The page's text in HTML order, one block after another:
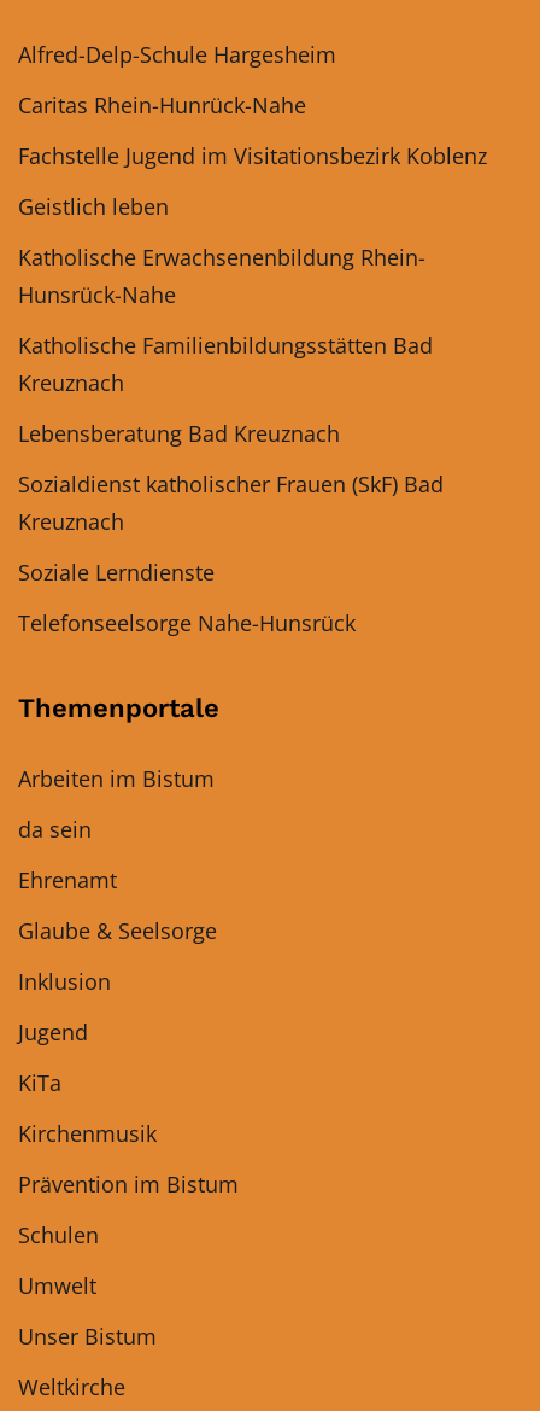
Alfred-Delp-Schule Hargesheim
Caritas Rhein-Hunrück-Nahe
Fachstelle Jugend im Visitationsbezirk Koblenz
Geistlich leben
Katholische Erwachsenenbildung Rhein-
Hunsrück-Nahe
Katholische Familienbildungsstätten Bad
Kreuznach
Lebensberatung Bad Kreuznach
Sozialdienst katholischer Frauen (SkF) Bad
Kreuznach
Soziale Lerndienste
Telefonseelsorge Nahe-Hunsrück
Themenportale
Arbeiten im Bistum
da sein
Ehrenamt
Glaube & Seelsorge
Inklusion
Jugend
KiTa
Kirchenmusik
Prävention im Bistum
Schulen
Umwelt
Unser Bistum
Weltkirche